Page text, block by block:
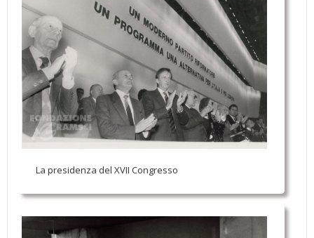
La presidenza del XVII Congresso